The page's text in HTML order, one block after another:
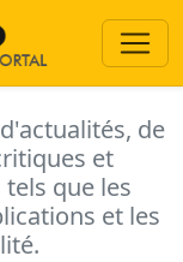
de
et
que les
et les